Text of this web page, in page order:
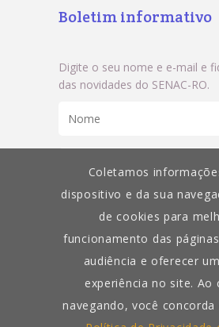
Boletim informativo
Digite o seu nome e e-mail e
das novidades do SENAC-RO.
Coletamos
dispositivo e da sua
de cookies para
funcionamento das
audiência e oferecer
experiência no site. Ao
navegando, você concorda